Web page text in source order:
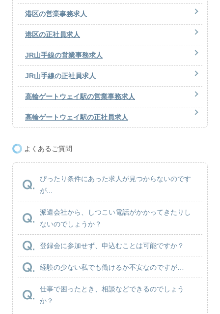
港区の営業事務求人
港区の正社員求人
JR山手線の営業事務求人
JR山手線の正社員求人
高輪ゲートウェイ駅の営業事務求人
高輪ゲートウェイ駅の正社員求人
よくあるご質問
ぴったり条件にあった求人が見つからないのです
が...
派遣会社から、しつこい電話がかかってきたりし
ないのでしょうか？
登録会に参加せず、申込むことは可能ですか？
経験の少ない私でも働けるか不安なのですが…
仕事で困ったとき、相談などできるのでしょう
か？